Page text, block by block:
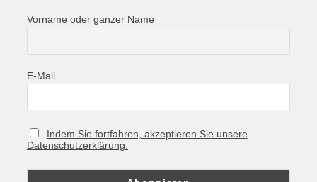
Vorname oder ganzer Name
E-Mail
Indem Sie fortfahren, akzeptieren Sie unsere
Datenschutzerklärung.